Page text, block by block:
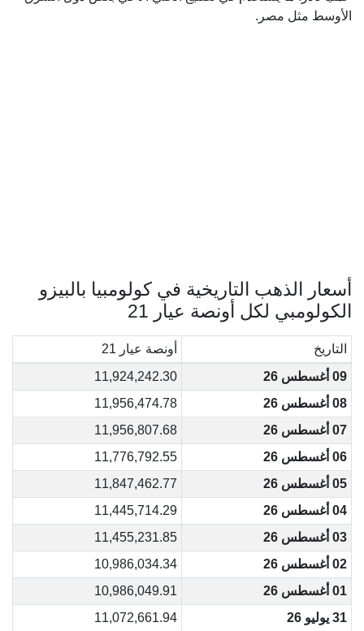
الأوسط مثل مصر.
أسعار الذهب التاريخية في كولومبيا بالبيزو
الكولومبي لكل أونصة عيار 21
التاريخ
أونصة عيار 21
09 أغسطس 26
11,924,242.30
08 أغسطس 26
11,956,474.78
07 أغسطس 26
11,956,807.68
06 أغسطس 26
11,776,792.55
05 أغسطس 26
11,847,462.77
04 أغسطس 26
11,445,714.29
03 أغسطس 26
11,455,231.85
02 أغسطس 26
10,986,034.34
01 أغسطس 26
10,986,049.91
31 يوليو 26
11,072,661.94